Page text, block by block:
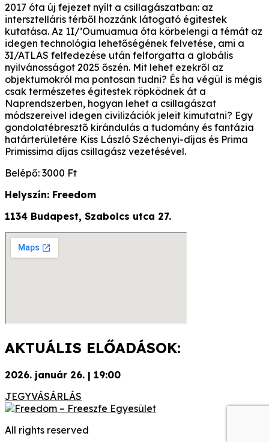
2017 óta új fejezet nyílt a csillagászatban: az
intersztelláris térből hozzánk látogató égitestek
kutatása. Az 1I/’Oumuamua óta körbelengi a témát az
idegen technológia lehetőségének felvetése, ami a
3I/ATLAS felfedezése után felforgatta a globális
nyilvánosságot 2025 őszén. Mit lehet ezekről az
objektumokról ma pontosan tudni? És ha végül is mégis
csak természetes égitestek röpködnek át a
Naprendszerben, hogyan lehet a csillagászat
módszereivel idegen civilizációk jeleit kimutatni? Egy
gondolatébresztő kirándulás a tudomány és fantázia
határterületére Kiss László Széchenyi-díjas és Prima
Primissima díjas csillagász vezetésével.
Belépő: 3000 Ft
Helyszín: Freedom
1134 Budapest, Szabolcs utca 27.
AKTUÁLIS ELŐADÁSOK:
2026. január 26. | 19:00
JEGYVÁSÁRLÁS
All rights reserved